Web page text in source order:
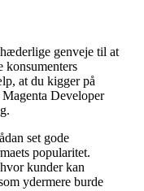
genveje til at
konsumenters
at du kigger på
Developer
set gode
popularitet.
kunder kan
ydermere burde